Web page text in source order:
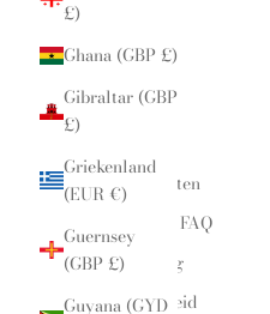
£)
Ghana (GBP £)
Gibraltar (GBP
£)
Griekenland
(EUR €)
Guernsey
(GBP £)
Guyana (GYD
Links
Zoek op
Evenementen
Contact & FAQ
Verzending
Retourbeleid